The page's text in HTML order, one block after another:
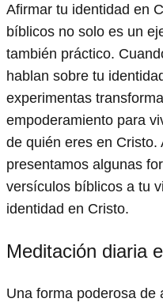
Afirmar tu identidad en
bíblicos no solo es un
también práctico.
hablan sobre tu
experimentas
empoderamiento para
de quién eres en Cristo.
presentamos algunas
versículos bíblicos a tu
identidad en Cristo.
Meditación diaria
Una forma poderosa de